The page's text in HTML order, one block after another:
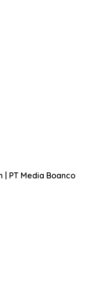
| PT Media Boanco